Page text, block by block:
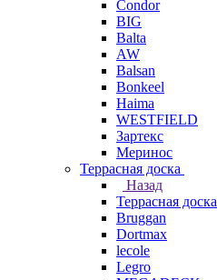
Condor
BIG
Balta
AW
Balsan
Bonkeel
Haima
WESTFIELD
Зартекс
Меринос
Террасная доска
Назад
Террасная доска
Bruggan
Dortmax
lecole
Legro